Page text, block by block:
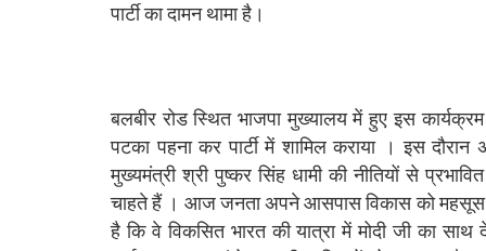
पार्टी का दामन थामा है।
बलबीर रोड स्थित भाजपा मुख्यालय में हुए इस
पटका पहना कर पार्टी में शामिल कराया । इस
मुख्यमंत्री श्री पुष्कर सिंह धामी की नीतियों से
चाहते हैं । आज जनता अपने आसपास विकास को महसूस
है कि वे विकसित भारत की यात्रा में मोदी जी का